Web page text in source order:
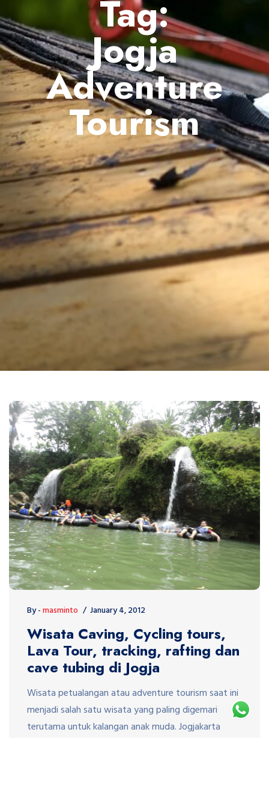
Tag:
Jogja
Adventure
Tourism
By -masminto January 4, 2012
Wisata Caving, Cycling tours,
Lava Tour, tracking, rafting dan
cave tubing di Jogja
Wisata petualangan atau adventure tourism saat ini
menjadi salah satu wisata yang paling digemari
terutama untuk kalangan anak muda. Jogjakarta